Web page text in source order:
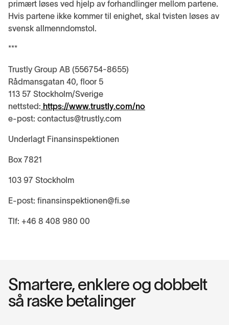
primært løses ved hjelp av forhandlinger mellom partene.
Hvis partene ikke kommer til enighet, skal tvisten løses av
svensk allmenndomstol.
***
Trustly Group AB (556754-8655)
Rådmansgatan 40, floor 5
113 57 Stockholm/Sverige
nettsted: https://www.trustly.com/no
e-post: contactus@trustly.com
Underlagt Finansinspektionen
Box 7821
103 97 Stockholm
E-post: finansinspektionen@fi.se
Tlf: +46 8 408 980 00
Smartere, enklere og dobbelt
så raske betalinger